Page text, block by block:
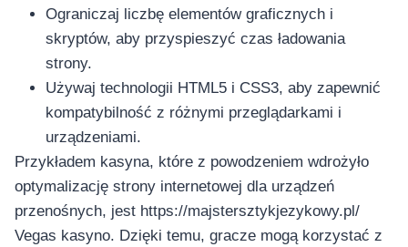
Ograniczaj liczbę elementów graficznych i
skryptów, aby przyspieszyć czas ładowania
strony.
Używaj technologii HTML5 i CSS3, aby zapewnić
kompatybilność z różnymi przeglądarkami i
urządzeniami.
Przykładem kasyna, które z powodzeniem wdrożyło
optymalizację strony internetowej dla urządzeń
przenośnych, jest https://majstersztykjezykowy.pl/
Vegas kasyno. Dzięki temu, gracze mogą korzystać z